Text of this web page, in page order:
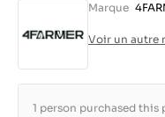
Marque
Voir un autre
1 person purchased this